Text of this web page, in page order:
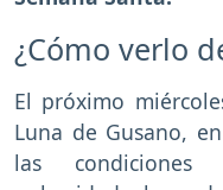
¿Cómo verlo
El próximo
Luna de Gusano,
las condiciones